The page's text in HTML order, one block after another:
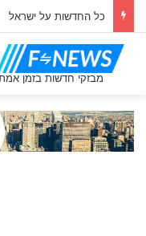
כל החדשות על יאיר שרקי